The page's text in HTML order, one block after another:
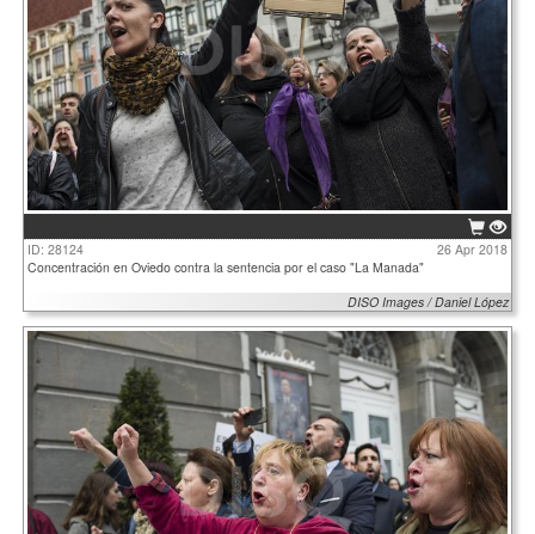
ID: 28124
26 Apr 2018
Concentración en Oviedo contra la sentencia por el caso "La Manada"
DISO Images / Daniel López